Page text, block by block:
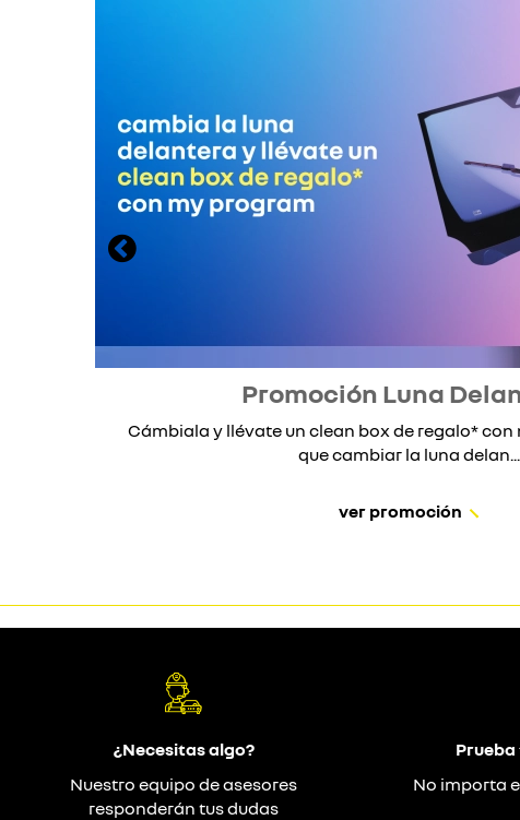
Promoción Luna
Cámbiala y llévate un clean box de regalo*
que cambiar la luna delan...
ver promoción
¿Necesitas algo?
Nuestro equipo de asesores
responderán tus dudas
No importa